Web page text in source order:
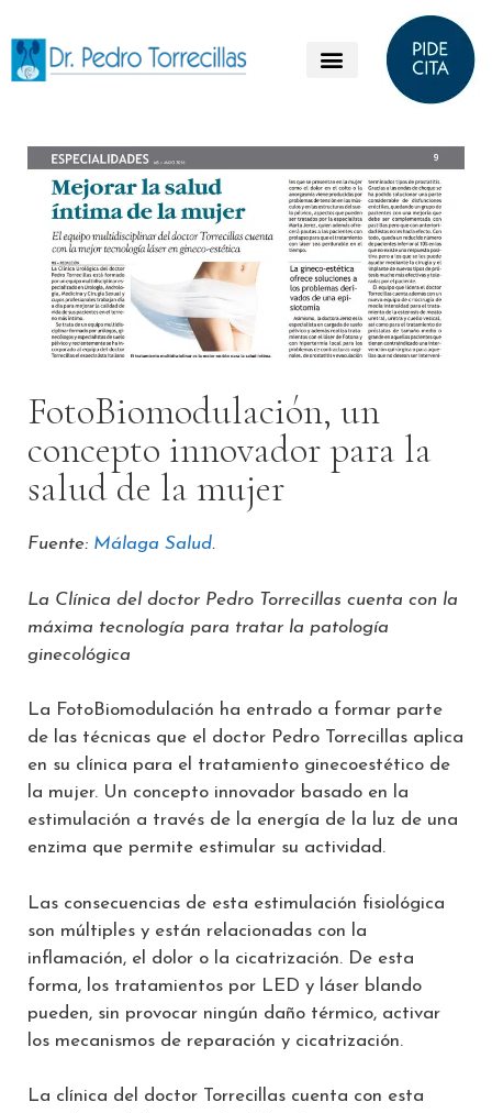
FotoBiomodulación, un
concepto innovador para la
salud de la mujer
Fuente: Málaga Salud.
La Clínica del doctor Pedro Torrecillas cuenta con la
máxima tecnología para tratar la patología
ginecológica
La FotoBiomodulación ha entrado a formar parte
de las técnicas que el doctor Pedro Torrecillas aplica
en su clínica para el tratamiento ginecoestético de
la mujer. Un concepto innovador basado en la
estimulación a través de la energía de la luz de una
enzima que permite estimular su actividad.
Las consecuencias de esta estimulación fisiológica
son múltiples y están relacionadas con la
inflamación, el dolor o la cicatrización. De esta
forma, los tratamientos por LED y láser blando
pueden, sin provocar ningún daño térmico, activar
los mecanismos de reparación y cicatrización.
La clínica del doctor Torrecillas cuenta con esta